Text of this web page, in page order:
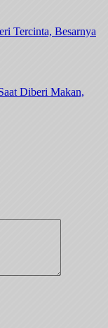
Tercinta, Besarnya
Diberi Makan,